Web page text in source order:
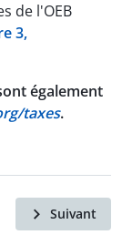
de l'OEB
3,
également
taxes.
Suivant